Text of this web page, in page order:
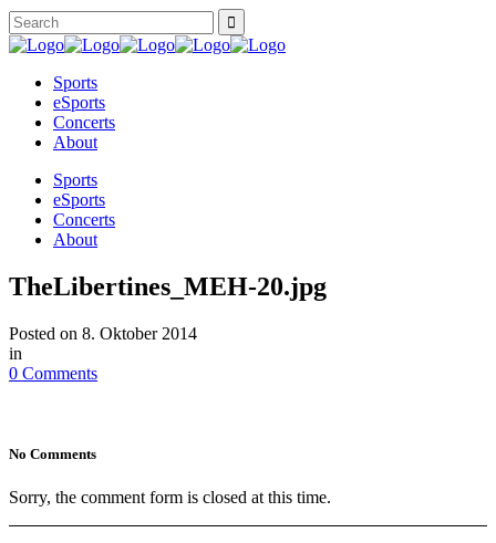
Sports
eSports
Concerts
About
Sports
eSports
Concerts
About
TheLibertines_MEH-20.jpg
Posted on 8. Oktober 2014
in
0 Comments
No Comments
Sorry, the comment form is closed at this time.